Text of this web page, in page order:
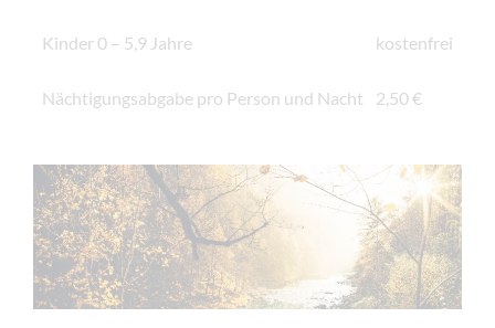
Kinder 0 – 5,9 Jahre kostenfrei
Nächtigungsabgabe pro Person und Nacht 2,50 €